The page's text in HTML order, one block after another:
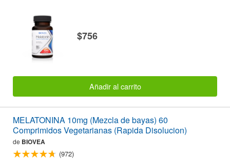
$756
Añadir al carrito
MELATONINA 10mg (Mezcla de bayas) 60
Comprimidos Vegetarianas (Rapida Disolucion)
de BIOVEA
(972)